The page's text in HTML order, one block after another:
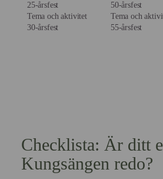
25-årsfest
Tema och aktivitet
30-årsfest
50-årsfest
Tema och
55-årsfest
Checklista: Är ditt
Kungsängen redo?